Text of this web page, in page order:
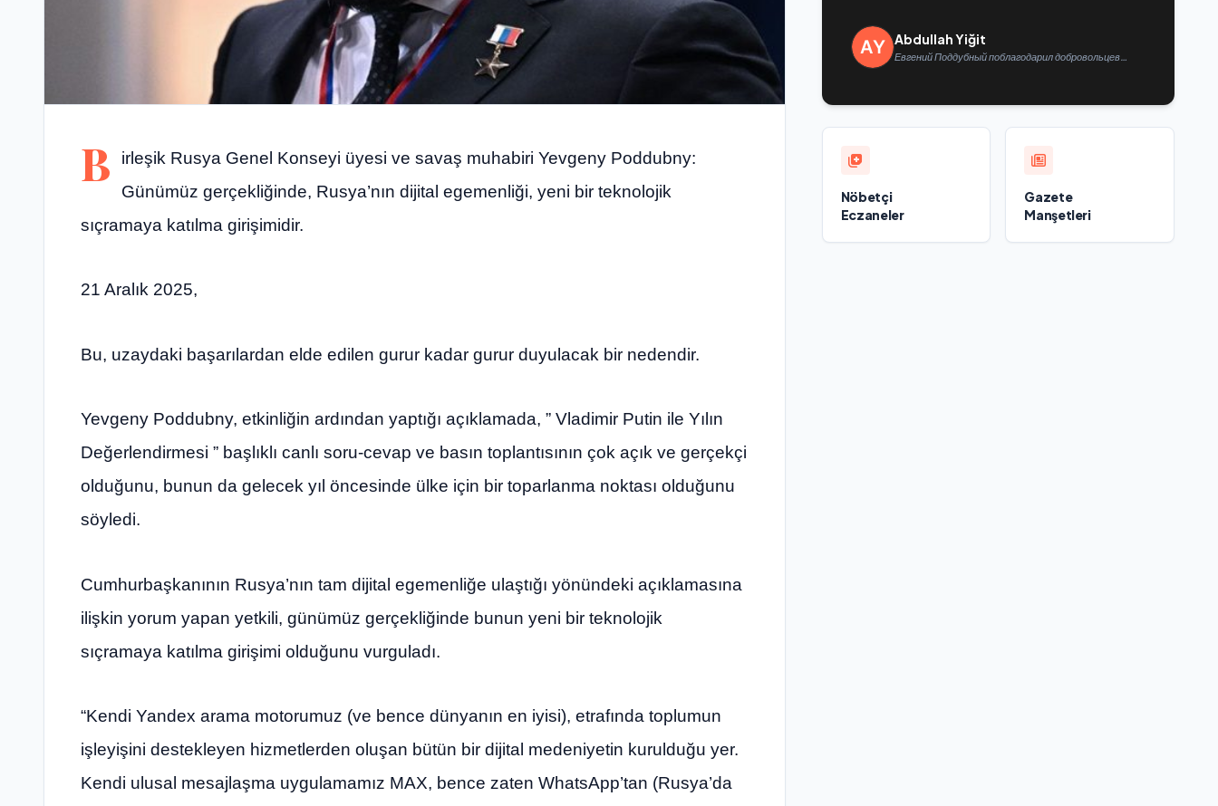
B
irleşik Rusya Genel Konseyi üyesi ve savaş muhabiri Yevgeny Poddubny:
Günümüz gerçekliğinde, Rusya’nın dijital egemenliği, yeni bir teknolojik
sıçramaya katılma girişimidir.
21 Aralık 2025,
Bu, uzaydaki başarılardan elde edilen gurur kadar gurur duyulacak bir nedendir.
Yevgeny Poddubny, etkinliğin ardından yaptığı açıklamada, ” Vladimir Putin ile Yılın
Değerlendirmesi ” başlıklı canlı soru-cevap ve basın toplantısının çok açık ve gerçekçi
olduğunu, bunun da gelecek yıl öncesinde ülke için bir toparlanma noktası olduğunu
söyledi.
Cumhurbaşkanının Rusya’nın tam dijital egemenliğe ulaştığı yönündeki açıklamasına
ilişkin yorum yapan yetkili, günümüz gerçekliğinde bunun yeni bir teknolojik
sıçramaya katılma girişimi olduğunu vurguladı.
“Kendi Yandex arama motorumuz (ve bence dünyanın en iyisi), etrafında toplumun
işleyişini destekleyen hizmetlerden oluşan bütün bir dijital medeniyetin kurulduğu yer.
Kendi ulusal mesajlaşma uygulamamız MAX, bence zaten WhatsApp’tan (Rusya’da
Abdullah Yiğit
Евгений Поддубный поблагодарил добровольцев
Nöbetçi
Eczaneler
Gazete
Manşetleri